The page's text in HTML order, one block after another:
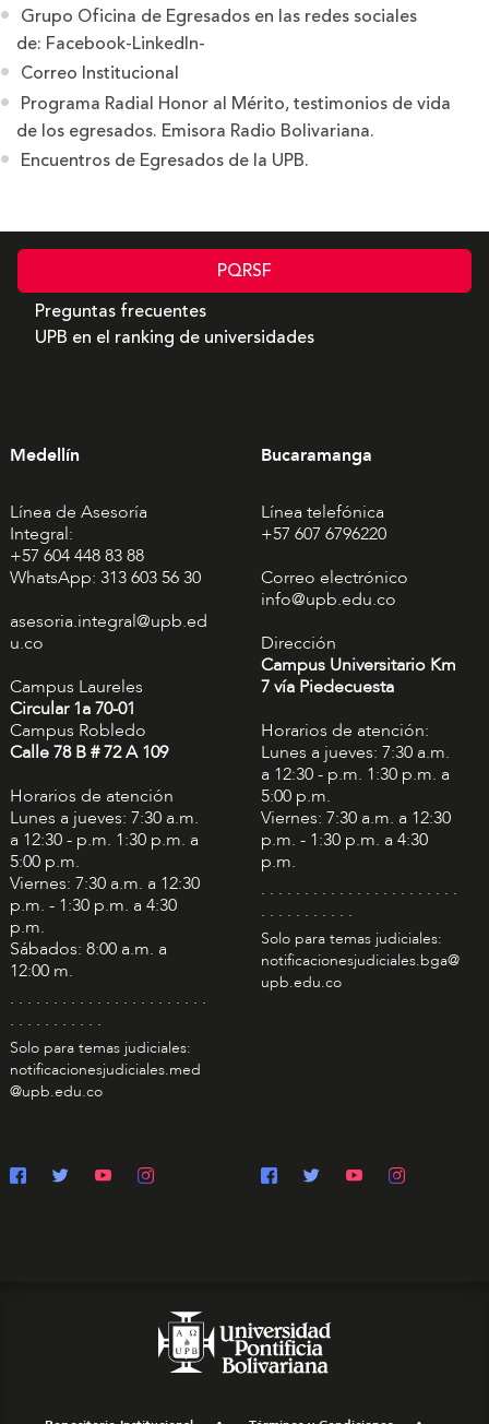
Grupo Oficina de Egresados en las redes sociales
de: Facebook-LinkedIn-
Correo Institucional
Programa Radial Honor al Mérito, testimonios de vida
de los egresados. Emisora Radio Bolivariana.
Encuentros de Egresados de la UPB.
PQRSF
Preguntas frecuentes
UPB en el ranking de universidades
Medellín
Línea de Asesoría
Integral:
+57 604 448 83 88
WhatsApp: 313 603 56 30
asesoria.integral@upb.ed
u.co
Campus Laureles
Circular 1a 70-01
Campus Robledo
Calle 78 B # 72 A 109
Horarios de atención
Lunes a jueves: 7:30 a.m.
a 12:30 - p.m. 1:30 p.m. a
5:00 p.m.
Viernes: 7:30 a.m. a 12:30
p.m. - 1:30 p.m. a 4:30
p.m.
Sábados: 8:00 a.m. a
12:00 m.
. . . . . . . . . . . . . . . . . . . . . . .
. . . . . . . . . . .
Solo para temas judiciales:
notificacionesjudiciales.med
@upb.edu.co
Bucaramanga
Línea telefónica
+57 607 6796220
Correo electrónico
info@upb.edu.co
Dirección
Campus Universitario Km
7 vía Piedecuesta
Horarios de atención:
Lunes a jueves: 7:30 a.m.
a 12:30 - p.m. 1:30 p.m. a
5:00 p.m.
Viernes: 7:30 a.m. a 12:30
p.m. - 1:30 p.m. a 4:30
p.m.
. . . . . . . . . . . . . . . . . . . . . . .
. . . . . . . . . . .
Solo para temas judiciales:
notificacionesjudiciales.bga@
upb.edu.co